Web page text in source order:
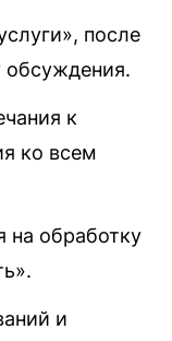
после
обсуждения.
к
ко всем
на обработку
и